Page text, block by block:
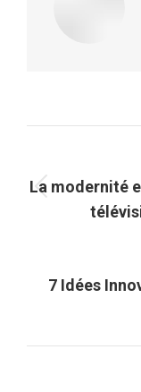
article
La modernité
7 Idées